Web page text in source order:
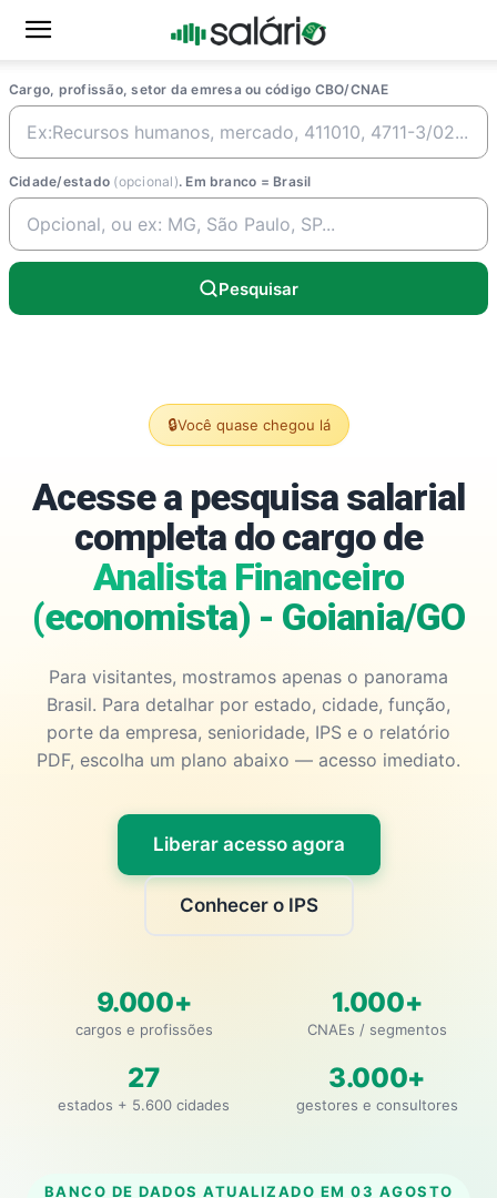
Cargo, profissão, setor da emresa ou código CBO/CNAE
Cidade/estado (opcional). Em branco = Brasil
Pesquisar
🔒Você quase chegou lá
Acesse a pesquisa salarial
completa do cargo de
Analista Financeiro
(economista) - Goiania/GO
Para visitantes, mostramos apenas o panorama
Brasil. Para detalhar por estado, cidade, função,
porte da empresa, senioridade, IPS e o relatório
PDF, escolha um plano abaixo — acesso imediato.
Liberar acesso agora
Conhecer o IPS
9.000+
cargos e profissões
1.000+
CNAEs / segmentos
27
estados + 5.600 cidades
3.000+
gestores e consultores
BANCO DE DADOS ATUALIZADO EM 03 AGOSTO